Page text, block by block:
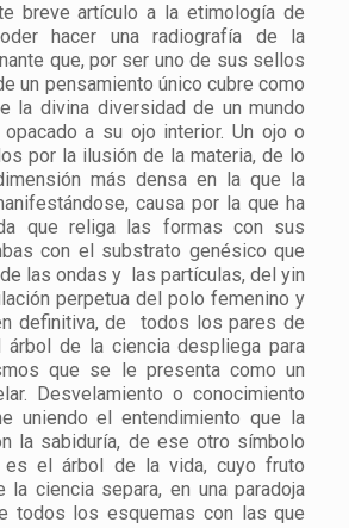
breve artículo a la etimología de
hacer una radiografía de la
que, por ser uno de sus sellos
un pensamiento único cubre como
la divina diversidad de un mundo
a su ojo interior. Un ojo o
por la ilusión de la materia, de lo
más densa en la que la
causa por la que ha
que religa las formas con sus
con el substrato genésico que
las ondas y las partículas, del yin
perpetua del polo femenino y
definitiva, de todos los pares de
de la ciencia despliega para
que se le presenta como un
Desvelamiento o conocimiento
uniendo el entendimiento que la
la sabiduría, de ese otro símbolo
es el árbol de la vida, cuyo fruto
la ciencia separa, en una paradoja
todos los esquemas con las que